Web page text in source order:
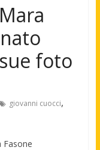
foto
giovanni cuocci,
Fasone